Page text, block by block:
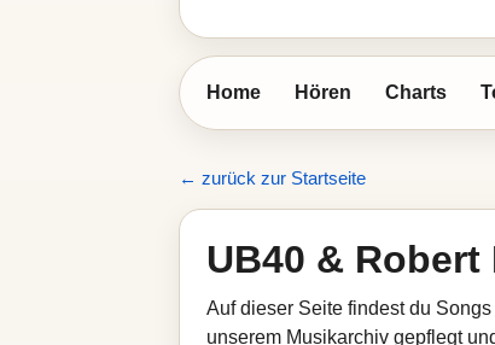
Home Hören Charts
← zurück zur Startseite
UB40 & Robert
Auf dieser Seite findest du
unserem Musikarchiv gepflegt